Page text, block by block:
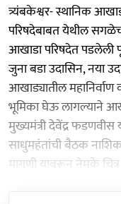
त्र्यंबकेश्वर- स्थानिक
परिषदेबाबत येथील
आखाडा परिषदेत
जुना बडा उदासिन, नया
आखाड्यातील
भूमिका घेऊ लागल्याने
मुख्यमंत्री देवेंद्र फडणवीस
साधुमहंतांची बैठक
मागणी यावरून नेमके चित्र